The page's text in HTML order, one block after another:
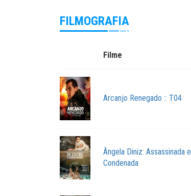
FILMOGRAFIA
Filme
Arcanjo Renegado :: T04
Ângela Diniz: Assassinada e
Condenada